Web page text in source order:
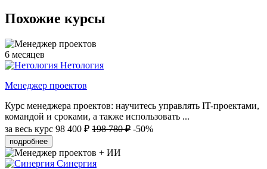
Похожие курсы
6 месяцев
Нетология
Менеджер проектов
Курс менеджера проектов: научитесь управлять IT-проектами,
командой и сроками, а также использовать ...
за весь курс 98 400 ₽ 198 780 ₽ -50%
подробнее
Синергия